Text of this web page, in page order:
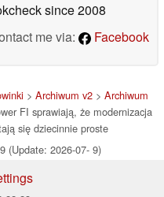
since 2008
me via:
Facebook
> Archiwum v2 > Archiwum
FI sprawiają, że modernizacja
się dziecinnie proste
(Update: 2026-07- 9)